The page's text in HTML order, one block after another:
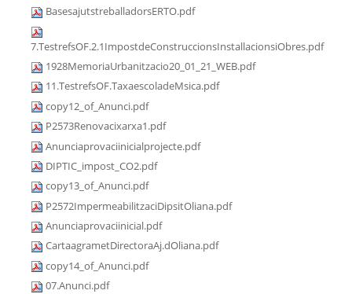
BasesajutstreballadorsERTO.pdf
7.TestrefsOF.2.1ImpostdeConstruccionsInstallacionsiObres.pdf
1928MemoriaUrbanitzacio20_01_21_WEB.pdf
11.TestrefsOF.TaxaescoladeMsica.pdf
copy12_of_Anunci.pdf
P2573Renovacixarxa1.pdf
Anunciaprovaciinicialprojecte.pdf
DIPTIC_impost_CO2.pdf
copy13_of_Anunci.pdf
P2572ImpermeabilitzaciDipsitOliana.pdf
Anunciaprovaciinicial.pdf
CartaagrametDirectoraAj.dOliana.pdf
copy14_of_Anunci.pdf
07.Anunci.pdf